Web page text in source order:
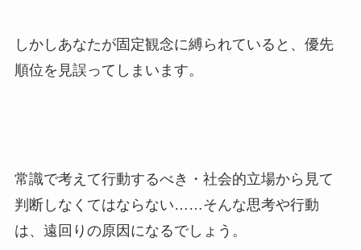
しかしあなたが固定観念に縛られていると、優先
順位を見誤ってしまいます。
常識で考えて行動するべき・社会的立場から見て
判断しなくてはならない……そんな思考や行動
は、遠回りの原因になるでしょう。